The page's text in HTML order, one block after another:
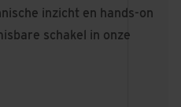
inzicht en hands-on
schakel in onze